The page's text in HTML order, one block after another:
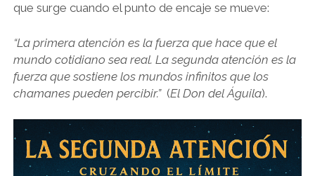
que surge cuando el punto de encaje se mueve:
“La primera atención es la fuerza que hace que el
mundo cotidiano sea real. La segunda atención es la
fuerza que sostiene los mundos infinitos que los
chamanes pueden percibir.” (El Don del Águila).